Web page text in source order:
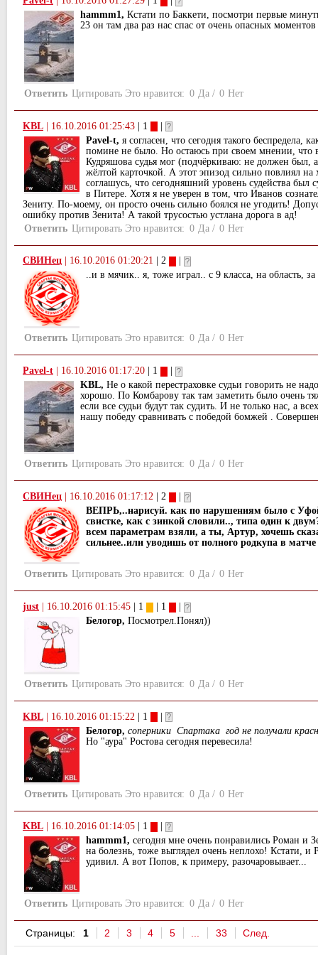
hammm1, Кстати по Баккети, посмотри первые
23 он там два раз нас спас от очень опасных
Ответить Цитировать Это нравится: 0 Да / 0 Нет
KBL | 16.10.2016 01:25:43 | 1
|
Pavel-t, я согласен, что сегодня такого беспредела,
помине не было. Но остаюсь при своем мнении, что
Кудряшова судья мог (подчёркиваю: не должен был,
жёлтой карточкой. А этот эпизод сильно повлиял
соглашусь, что сегодняшний уровень судейства был
в Питере. Хотя я не уверен в том, что Иванов
Зениту. По-моему, он просто очень сильно боялся не угодить!
ошибку против Зенита! А такой трусостью устлана дорога в ад!
Ответить Цитировать Это нравится: 0 Да / 0 Нет
СВИНец 16.10.2016 01:20:21 | 2
..и в мячик.. я, тоже играл.. с 9 класса, на область,
Ответить Цитировать Это нравится: 0 Да / 0 Нет
Pavel-t 16.10.2016 01:17:20 | 1
KBL, Не о какой перестраховке судьи говорить не
хорошо. По Комбарову так там заметить было очень
если все судьи будут так судить. И не только нас, а
нашу победу сравнивать с победой бомжей .
Ответить Цитировать Это нравится: 0 Да / 0 Нет
СВИНец 16.10.2016 01:17:12 | 2
ВЕПРЬ,..нарисуй. как по нарушениям было с
свистке, как с зинкой словили.., типа один к
всем параметрам взяли, а ты, Артур, хочешь
сильнее..или уводишь от полного родкупа в матче
Ответить Цитировать Это нравится: 0 Да / 0 Нет
just 16.10.2016 01:15:45 | 1 | 1
Белогор, Посмотрел.Понял))
Ответить Цитировать Это нравится: 0 Да / 0 Нет
KBL | 16.10.2016 01:15:22 | 1
|
Белогор, соперники Спартака год не получали
Но "аура" Ростова сегодня перевесила!
Ответить Цитировать Это нравится: 0 Да / 0 Нет
KBL 16.10.2016 01:14:05 | 1
hammm1, сегодня мне очень понравились Роман и
на болезнь, тоже выглядел очень неплохо! Кстати, и
удивил. А вот Попов, к примеру, разочаровывает...
Ответить Цитировать Это нравится: 0 Да / 0 Нет
Страницы: 1 2 3 4 5 ... 33 След.